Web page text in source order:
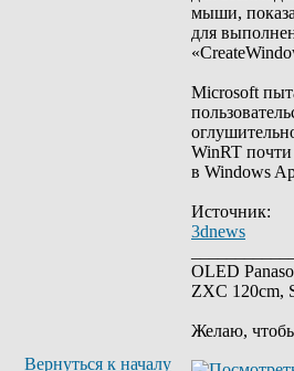
мыши,
для
Microsoft
WinRT
в Windows
Источник:
3dnews
OLED
ZXC 120cm,
Желаю,
Вернуться к началу